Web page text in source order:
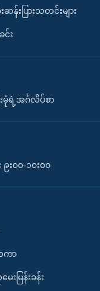
ဆန်းပြားသတင်းများ
း
မုံရဲ့အင်္ဂလိပ်စာ
း၀၀-၁၀း၀၀
ကာ
းမြန်းခန်း